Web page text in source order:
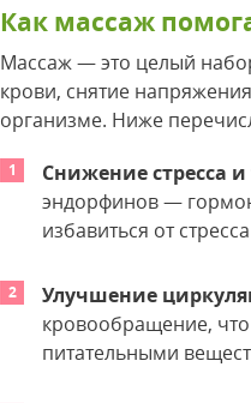
Как массаж
Массаж — это целый
крови, снятие
организме. Ниже
Снижение стресса
эндорфинов —
избавиться от
Улучшение
кровообращение,
питательными